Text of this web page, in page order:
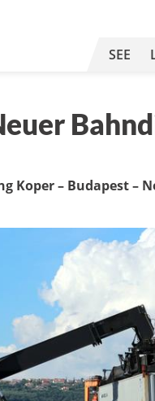
SEE
Koper – Budapest –